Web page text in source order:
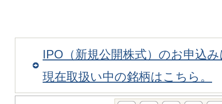
IPO（新規公開株式）のお申込
現在取扱い中の銘柄はこちら。